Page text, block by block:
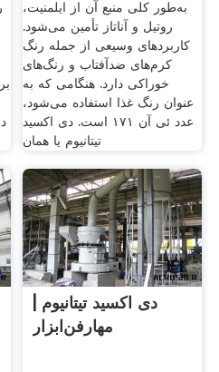
به‌طور کلی منبع آن از ایلمنیت،
روتیل و آناتاز تأمین می‌شود.
کاربردهای وسیعی از جمله رنگ
کرم‌های ضدآفتاب و رنگ‌های
خوراکی دارد. هنگامی که به
عنوان رنگ غذا استفاده می‌شود،
عدد ئی آن ۱۷۱ است. دی اکسید
تیتانیوم یا همان
دی اکسید تیتانیوم |
مهارفن‌ابزار